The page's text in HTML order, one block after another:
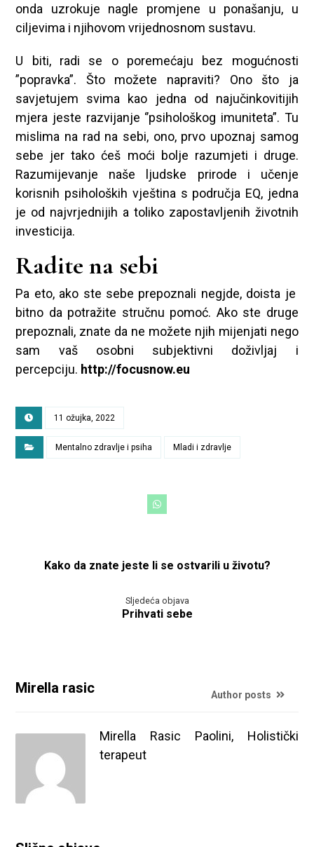
onda uzrokuje nagle promjene u ponašanju, u
ciljevima i njihovom vrijednosnom sustavu.
U biti, radi se o poremećaju bez mogućnosti
”popravka”. Što možete napraviti? Ono što ja
savjetujem svima kao jedna od najučinkovitijih
mjera jeste razvijanje ‘’psihološkog imuniteta”. Tu
mislima na rad na sebi, ono, prvo upoznaj samog
sebe jer tako ćeš moći bolje razumjeti i druge.
Razumijevanje naše ljudske prirode i učenje
korisnih psiholoških vještina s područja EQ, jedna
je od najvrjednijih a toliko zapostavljenih životnih
investicija.
Radite na sebi
Pa eto, ako ste sebe prepoznali negjde, doista je
bitno da potražite stručnu pomoć. Ako ste druge
prepoznali, znate da ne možete njih mijenjati nego
sam vaš osobni subjektivni doživljaj i
percepciju. http://focusnow.eu
11 ožujka, 2022
Mentalno zdravlje i psiha Mladi i zdravlje
Kako da znate jeste li se ostvarili u životu?
Sljedeća objava
Prihvati sebe
Mirella rasic Author posts
Mirella Rasic Paolini, Holistički
terapeut